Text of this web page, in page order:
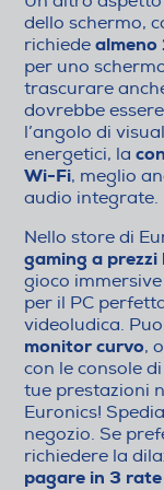
dello schermo,
richiede almeno
per uno
trascurare
dovrebbe essere
l’angolo di
energetici, la
Wi-Fi, meglio
audio integrate.
Nello store di
gaming a prezzi
gioco
per il PC
videoludica.
monitor curvo,
con le console
tue prestazioni
Euronics!
negozio. Se
richiedere la
pagare in 3